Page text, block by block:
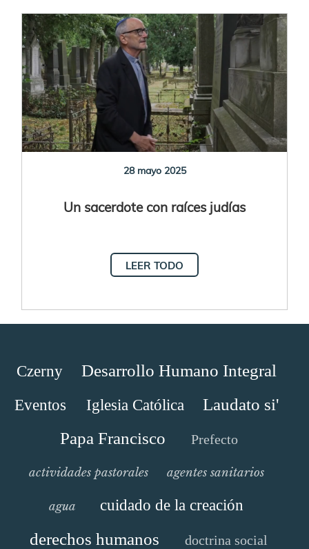
28 mayo 2025
Un sacerdote con raíces judías
LEER TODO
Czerny Desarrollo Humano Integral
Eventos Iglesia Católica
Laudato si'
Papa Francisco
Prefecto
actividades pastorales agentes sanitarios
agua cuidado de la creación
derechos humanos doctrina social